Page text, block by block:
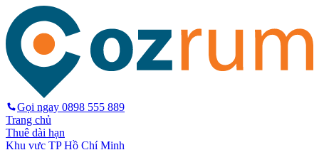
Gọi ngay 0898 555 889
Trang chủ
Thuê dài hạn
Khu vực TP Hồ Chí Minh